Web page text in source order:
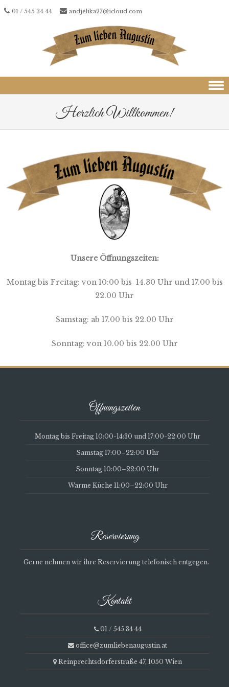
01 / 545 34 44 andjelika27@icloud.com
Herzlich Willkommen!
Unsere Öffnungszeiten:
Montag bis Freitag: von 10:00 bis 14.30 Uhr und 17.00 bis
22.00 Uhr
Samstag: ab 17.00 bis 22.00 Uhr
Sonntag: von 10.00 bis 22.00 Uhr
Öffnungszeiten
Montag bis Freitag 10:00-14:30 und 17:00-22:00 Uhr
Samstag 17:00–22:00 Uhr
Sonntag 10:00–22:00 Uhr
Warme Küche 11:00–22:00 Uhr
Reservierung
Gerne nehmen wir ihre Reservierung telefonisch entgegen.
Kontakt
01 / 545 34 44
office@zumliebenaugustin.at
Reinprechtsdorferstraße 47, 1050 Wien